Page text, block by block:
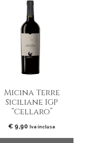
Micina Terre
Siciliane IGP
“Cellaro”
€ 9,90 Iva inclusa